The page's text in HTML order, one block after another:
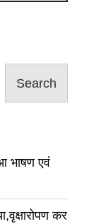
Search
भाषण एवं
कर